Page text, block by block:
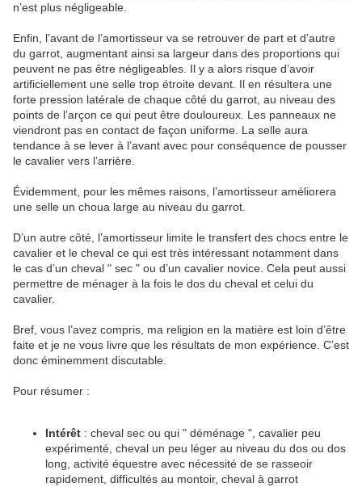
n’est plus négligeable.
Enfin, l’avant de l’amortisseur va se retrouver de part et d’autre
du garrot, augmentant ainsi sa largeur dans des proportions qui
peuvent ne pas être négligeables. Il y a alors risque d’avoir
artificiellement une selle trop étroite devant. Il en résultera une
forte pression latérale de chaque côté du garrot, au niveau des
points de l’arçon ce qui peut être douloureux. Les panneaux ne
viendront pas en contact de façon uniforme. La selle aura
tendance à se lever à l’avant avec pour conséquence de pousser
le cavalier vers l’arrière.
Évidemment, pour les mêmes raisons, l’amortisseur améliorera
une selle un choua large au niveau du garrot.
D’un autre côté, l’amortisseur limite le transfert des chocs entre le
cavalier et le cheval ce qui est très intéressant notamment dans
le cas d’un cheval " sec " ou d’un cavalier novice. Cela peut aussi
permettre de ménager à la fois le dos du cheval et celui du
cavalier.
Bref, vous l’avez compris, ma religion en la matière est loin d’être
faite et je ne vous livre que les résultats de mon expérience. C’est
donc éminemment discutable.
Pour résumer :
Intérêt : cheval sec ou qui " déménage ", cavalier peu
expérimenté, cheval un peu léger au niveau du dos ou dos
long, activité équestre avec nécessité de se rasseoir
rapidement, difficultés au montoir, cheval à garrot